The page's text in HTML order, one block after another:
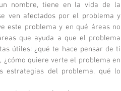
nombre, tiene en la vida de la
ven afectados por el problema y
este problema y en qué áreas no
que ayuda a que el problema
útiles: ¿qué te hace pensar de ti
¿cómo quiere verte el problema en
estrategias del problema, qué lo